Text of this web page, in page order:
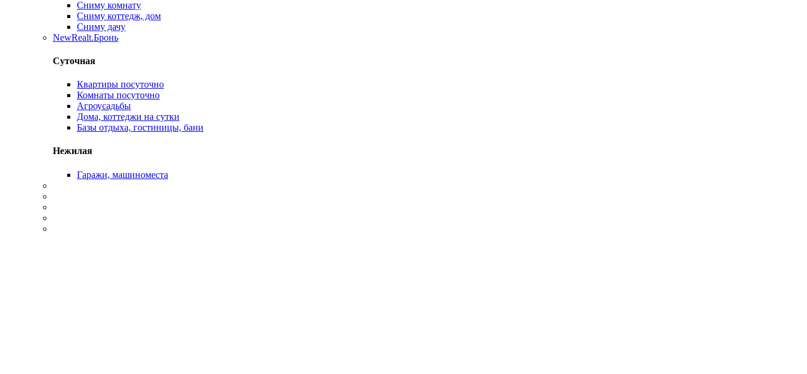
Сниму комнату
Сниму коттедж, дом
Сниму дачу
NewRealt.Бронь
Суточная
Квартиры посуточно
Комнаты посуточно
Агроусадьбы
Дома, коттеджи на сутки
Базы отдыха, гостиницы, бани
Нежилая
Гаражи, машиноместа